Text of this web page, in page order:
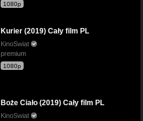
1080p
Kurier (2019) Cały film PL
KinoSwiat
premium
1080p
Boże Ciało (2019) Cały film PL
KinoSwiat